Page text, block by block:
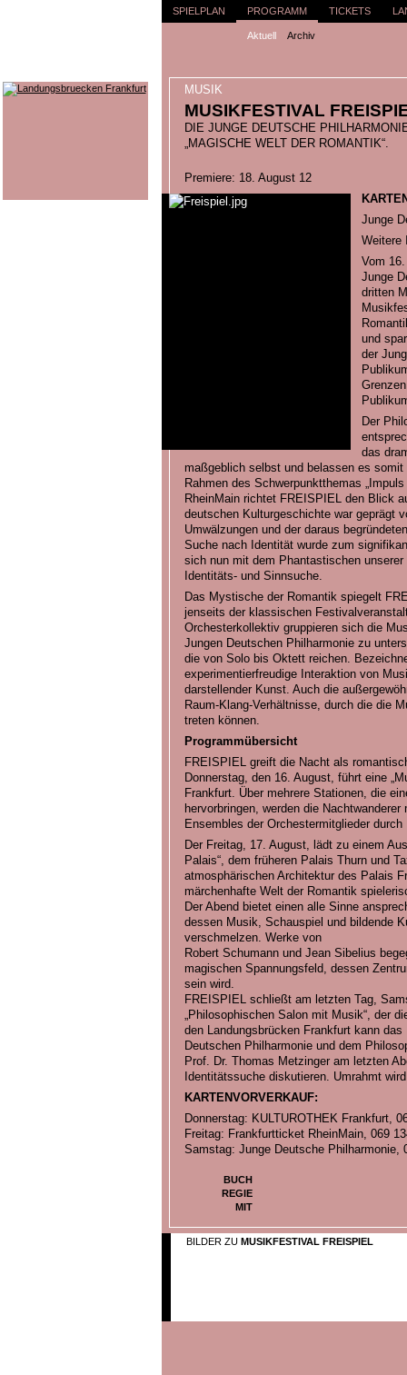
SPIELPLAN PROGRAMM
Aktuell Archiv
TICKETS
MUSIK
MUSIKFESTIVAL
DIE JUNGE DEUTSCHE
„MAGISCHE WELT DER ROMANTIK“.
Premiere: 18. August 12
Junge
Weitere
Vom
Junge
dritten
und
der
Der
das
maßgeblich selbst und belassen es
Rahmen des Schwerpunktthemas
RheinMain richtet FREISPIEL den Blick
deutschen Kulturgeschichte war geprägt
Umwälzungen und der daraus
Suche nach Identität wurde zum
sich nun mit dem Phantastischen
Identitäts- und Sinnsuche.
Das Mystische der Romantik spiegelt
jenseits der klassischen
Orchesterkollektiv gruppieren sich die
Jungen Deutschen Philharmonie zu
die von Solo bis Oktett reichen.
experimentierfreudige Interaktion von
darstellender Kunst. Auch die
Raum-Klang-Verhältnisse, durch die die
treten können.
Programmübersicht
FREISPIEL greift die Nacht als
Donnerstag, den 16. August, führt eine
Frankfurt. Über mehrere Stationen, die
hervorbringen, werden die
Ensembles der Orchestermitglieder
Der Freitag, 17. August, lädt zu einem
Palais“, dem früheren Palais Thurn und
atmosphärischen Architektur des Palais
märchenhafte Welt der Romantik
Der Abend bietet einen alle Sinne
dessen Musik, Schauspiel und bildende
verschmelzen. Werke von
Robert Schumann und Jean Sibelius
magischen Spannungsfeld, dessen
sein wird.
FREISPIEL schließt am letzten Tag,
„Philosophischen Salon mit Musik“, der
den Landungsbrücken Frankfurt kann
Deutschen Philharmonie und dem
Prof. Dr. Thomas Metzinger am letzten
Identitätssuche diskutieren. Umrahmt
KARTENVORVERKAUF:
Donnerstag: KULTUROTHEK Frankfurt,
Freitag: Frankfurtticket RheinMain, 069
Samstag: Junge Deutsche Philharmonie,
BUCH
REGIE
MIT
BILDER ZU MUSIKFESTIVAL FREISPIEL